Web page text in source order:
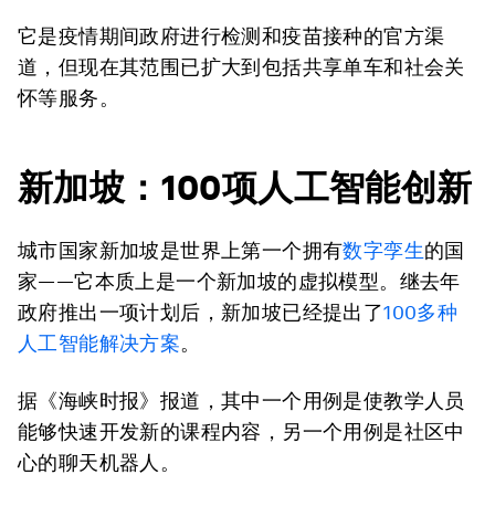
它是疫情期间政府进行检测和疫苗接种的官方渠
道，但现在其范围已扩大到包括共享单车和社会关
怀等服务。
新加坡：100项人工智能创新
城市国家新加坡是世界上第一个拥有数字孪生的国
家——它本质上是一个新加坡的虚拟模型。继去年
政府推出一项计划后，新加坡已经提出了100多种
人工智能解决方案。
据《海峡时报》报道，其中一个用例是使教学人员
能够快速开发新的课程内容，另一个用例是社区中
心的聊天机器人。